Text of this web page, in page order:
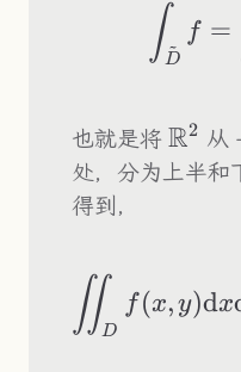
∫D
~
f =
也就是将 \R^2
R2 从
处，分为上半和
得到，
∬D
f (x, y)dx